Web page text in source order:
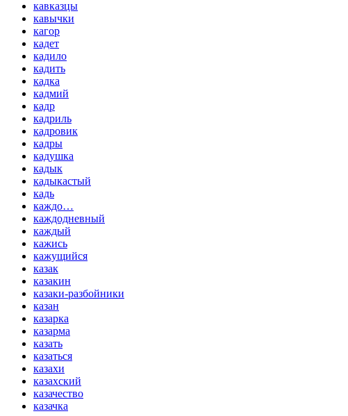
кавказцы
кавычки
кагор
кадет
кадило
кадить
кадка
кадмий
кадр
кадриль
кадровик
кадры
кадушка
кадык
кадыкастый
кадь
каждо…
каждодневный
каждый
кажись
кажущийся
казак
казакин
казаки-разбойники
казан
казарка
казарма
казать
казаться
казахи
казахский
казачество
казачка